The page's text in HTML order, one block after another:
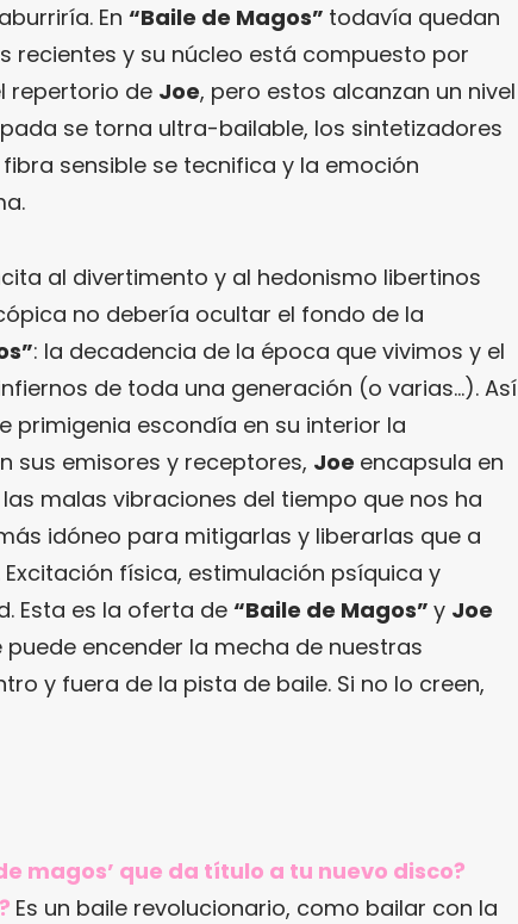
En “Baile de Magos” todavía quedan
recientes y su núcleo está compuesto por
repertorio de Joe, pero estos alcanzan un nivel
se torna ultra-bailable, los sintetizadores
sensible se tecnifica y la emoción
al divertimento y al hedonismo libertinos
no debería ocultar el fondo de la
: la decadencia de la época que vivimos y el
de toda una generación (o varias…). Así
primigenia escondía en su interior la
sus emisores y receptores, Joe encapsula en
malas vibraciones del tiempo que nos ha
idóneo para mitigarlas y liberarlas que a
física, estimulación psíquica y
Esta es la oferta de “Baile de Magos” y Joe
puede encender la mecha de nuestras
y fuera de la pista de baile. Si no lo creen,
magos’ que da título a tu nuevo disco?
Es un baile revolucionario, como bailar con la